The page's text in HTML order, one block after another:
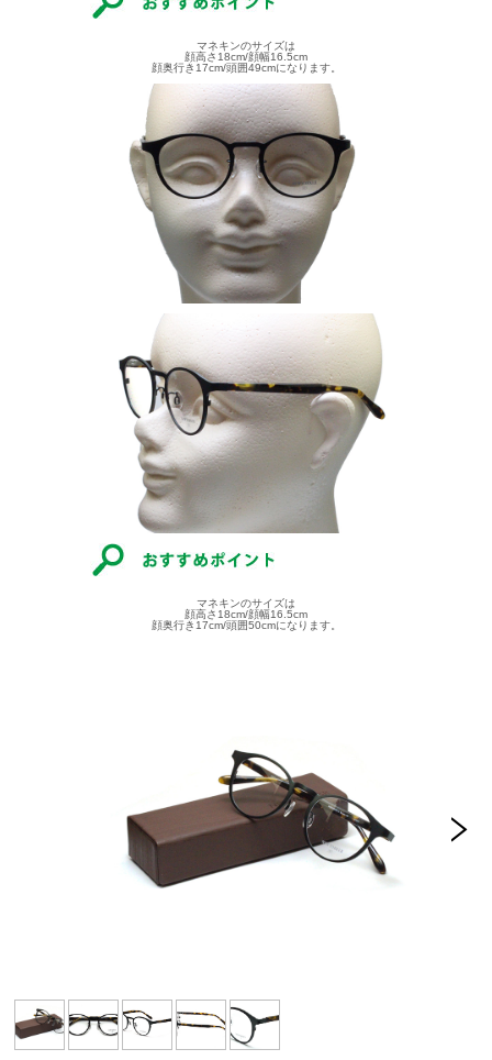
マネキンのサイズは
顔高さ18cm/顔幅16.5cm
顔奥行き17cm/頭囲49cmになります。
マネキンのサイズは
顔高さ18cm/顔幅16.5cm
顔奥行き17cm/頭囲50cmになります。